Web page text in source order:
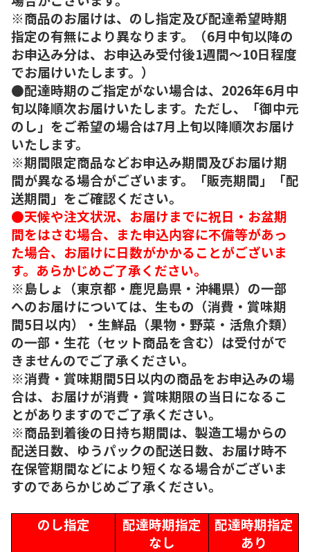
※商品のお届けは、のし指定及び配達希望時期
指定の有無により異なります。（6月中旬以降の
お申込み分は、お申込み受付後1週間～10日程度
でお届けいたします。）
●配達時期のご指定がない場合は、2026年6月中
旬以降順次お届けいたします。ただし、「御中元
のし」をご希望の場合は7月上旬以降順次お届け
いたします。
※期間限定商品などお申込み期間及びお届け期
間が異なる場合がございます。「販売期間」「配
送期間」をご確認ください。
●天候や注文状況、お届けまでに祝日・お盆期
間をはさむ場合、また申込内容に不備等があっ
た場合、お届けに日数がかかることがございま
す。あらかじめご了承ください。
※島しょ（東京都・鹿児島県・沖縄県）の一部
へのお届けについては、生もの（消費・賞味期
間5日以内）・生鮮品（果物・野菜・活魚介類）
の一部・生花（セット商品を含む）は受付がで
きませんのでご了承ください。
※消費・賞味期間5日以内の商品をお申込みの場
合は、お届けが消費・賞味期限の当日になるこ
とがありますのでご了承ください。
※商品到着後の日持ち期間は、製造工場からの
配送日数、ゆうパックの配送日数、お届け時不
在保管期間などにより短くなる場合がございま
すのであらかじめご了承ください。
のし指定
配達時期指定
なし
配達時期指定
あり